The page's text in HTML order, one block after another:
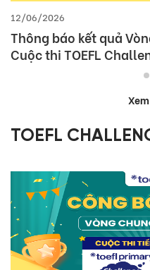
12/06/2026
Thông báo kết quả
Cuộc thi TOEFL
TOEFL